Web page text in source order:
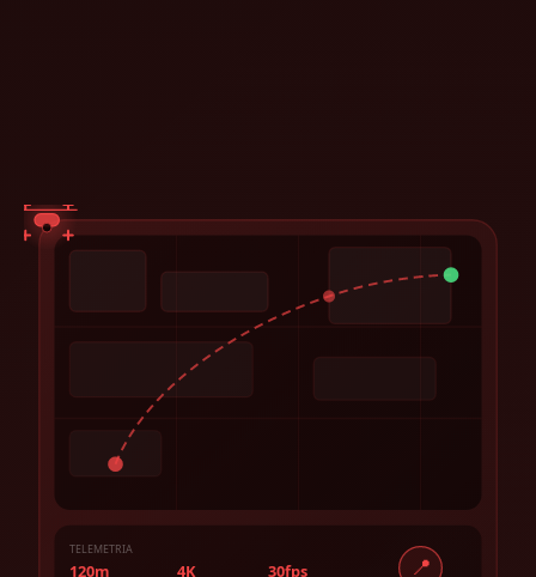
TELEMETRIA
120m 4K 30fps 📍